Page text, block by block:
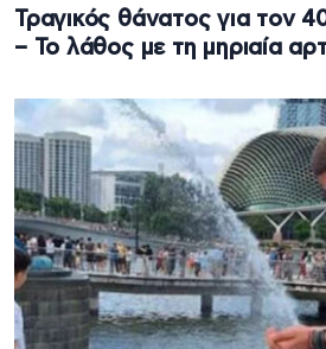
Τραγικός θάνατος για τον
– Το λάθος με τη μηριαία